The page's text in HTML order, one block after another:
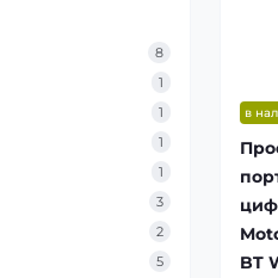
8
1
1
1
1
3
2
5
в
BT